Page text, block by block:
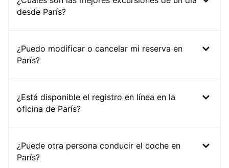
desde París?
¿Puedo modificar o cancelar mi reserva en
París?
¿Está disponible el registro en línea en la
oficina de París?
¿Puede otra persona conducir el coche en
París?